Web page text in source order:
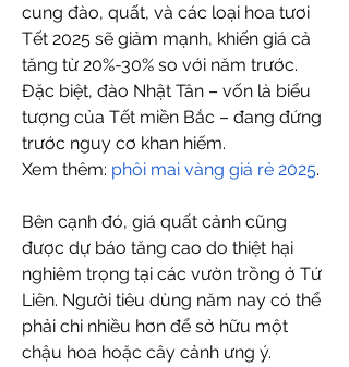
cung đào, quất, và các loại hoa tươi
Tết 2025 sẽ giảm mạnh, khiến giá cả
tăng từ 20%-30% so với năm trước.
Đặc biệt, đào Nhật Tân – vốn là biểu
tượng của Tết miền Bắc – đang đứng
trước nguy cơ khan hiếm.
Xem thêm: phôi mai vàng giá rẻ 2025.
Bên cạnh đó, giá quất cảnh cũng
được dự báo tăng cao do thiệt hại
nghiêm trọng tại các vườn trồng ở Tứ
Liên. Người tiêu dùng năm nay có thể
phải chi nhiều hơn để sở hữu một
chậu hoa hoặc cây cảnh ưng ý.